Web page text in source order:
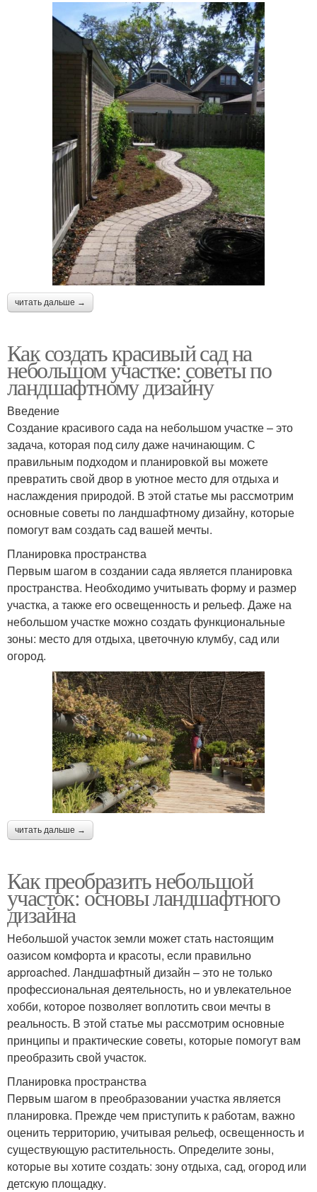
читать дальше →
Как создать красивый сад на
небольшом участке: советы по
ландшафтному дизайну
Введение
Создание красивого сада на небольшом участке – это
задача, которая под силу даже начинающим. С
правильным подходом и планировкой вы можете
превратить свой двор в уютное место для отдыха и
наслаждения природой. В этой статье мы рассмотрим
основные советы по ландшафтному дизайну, которые
помогут вам создать сад вашей мечты.
Планировка пространства
Первым шагом в создании сада является планировка
пространства. Необходимо учитывать форму и размер
участка, а также его освещенность и рельеф. Даже на
небольшом участке можно создать функциональные
зоны: место для отдыха, цветочную клумбу, сад или
огород.
читать дальше →
Как преобразить небольшой
участок: основы ландшафтного
дизайна
Небольшой участок земли может стать настоящим
оазисом комфорта и красоты, если правильно
approached. Ландшафтный дизайн – это не только
профессиональная деятельность, но и увлекательное
хобби, которое позволяет воплотить свои мечты в
реальность. В этой статье мы рассмотрим основные
принципы и практические советы, которые помогут вам
преобразить свой участок.
Планировка пространства
Первым шагом в преобразовании участка является
планировка. Прежде чем приступить к работам, важно
оценить территорию, учитывая рельеф, освещенность и
существующую растительность. Определите зоны,
которые вы хотите создать: зону отдыха, сад, огород или
детскую площадку.